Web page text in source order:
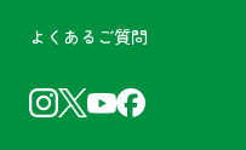
よくあるご質問